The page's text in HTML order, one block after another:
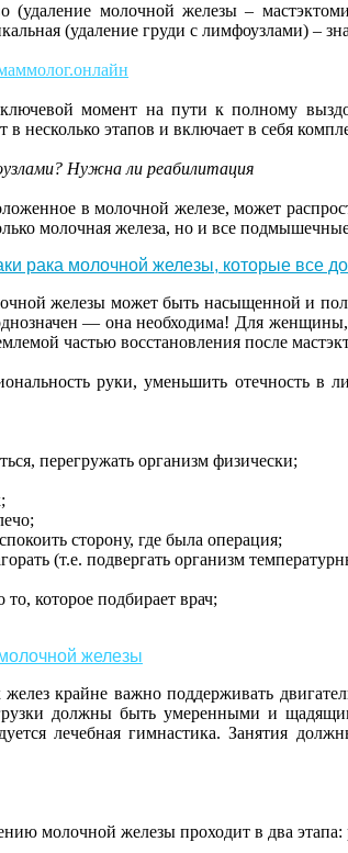
(удаление молочной железы –
(удаление груди с лимфоузлами) –
момент на пути к полному
в несколько этапов и включает в себя
Нужна ли реабилитация
в молочной железе, может
молочная железа, но и все
рака молочной железы, которые все
железы может быть насыщенной и
— она необходима! Для
частью восстановления после
руки, уменьшить отечность в
перегружать организм физически;
сторону, где была операция;
(т.е. подвергать организм
которое подбирает врач;
железы
крайне важно поддерживать
должны быть умеренными и
лечебная гимнастика. Занятия
молочной железы проходит в два